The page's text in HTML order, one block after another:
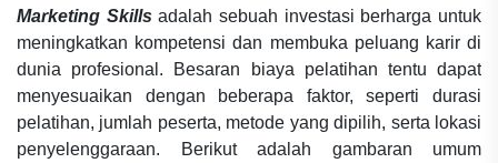
Marketing Skillsadalah sebuah investasi berharga untuk
meningkatkan kompetensi dan membuka peluang karir di
dunia profesional. Besaran biaya pelatihan tentu dapat
menyesuaikan dengan beberapa faktor, seperti durasi
pelatihan, jumlah peserta, metode yang dipilih, serta lokasi
penyelenggaraan. Berikut adalah gambaran umum